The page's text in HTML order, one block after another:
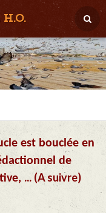
est bouclée en
de
...(A suivre)